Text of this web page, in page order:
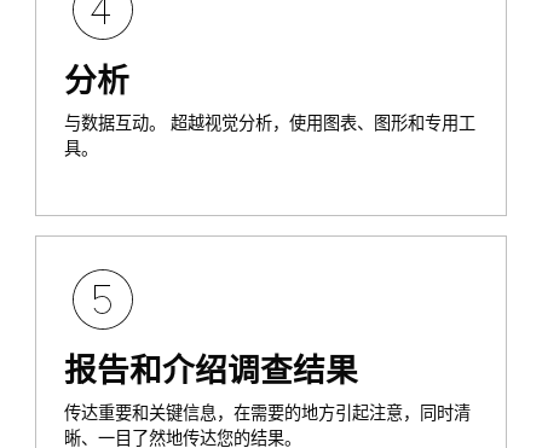
分析
与数据互动。 超越视觉分析，使用图表、图形和专用工
具。
报告和介绍调查结果
传达重要和关键信息，在需要的地方引起注意，同时清
晰、一目了然地传达您的结果。